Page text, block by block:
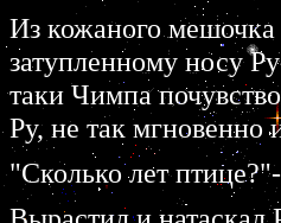
Из кожаного
затупленному носу
таки Чимпа
Ру, не так
"Сколько лет